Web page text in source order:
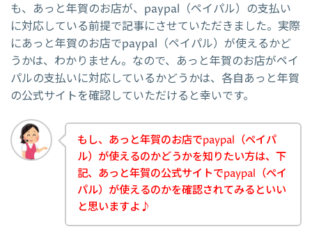
も、あっと年賀のお店が、paypal（ペイパル）の支払い
に対応している前提で記事にさせていただきました。実際
にあっと年賀のお店でpaypal（ペイパル）が使えるかど
うかは、わかりません。なので、あっと年賀のお店がペイ
パルの支払いに対応しているかどうかは、各自あっと年賀
の公式サイトを確認していただけると幸いです。
もし、あっと年賀のお店でpaypal（ペイパ
ル）が使えるのかどうかを知りたい方は、下
記、あっと年賀の公式サイトでpaypal（ペイ
パル）が使えるのかを確認されてみるといい
と思いますよ♪